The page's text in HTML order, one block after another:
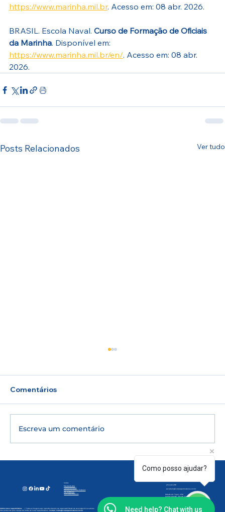
https://www.marinha.mil.br. Acesso em: 08 abr. 2026.
BRASIL. Escola Naval. Curso de Formação de Oficiais
da Marinha. Disponível em:
https://www.marinha.mil.br/en/. Acesso em: 08 abr.
2026.
Posts Relacionados Ver tudo
🎓 UERJ 2027: inscrições para o 2º
Exame de Qualificação estão abertas;
veja quem pode participar e como
funciona a prova
Comentários
Escreva um comentário
Cursos
Pré-Sexto Ano
Turmas Militares
Escolas Técnicas e Federais
Pré Vestibular
Concursos Públicos
Atendimento:
Estrada do Tingui, 2158
Campo Grande -Rio de Janeiro (
secretaria@cursosupermodulos.com.br
(21) 2412-2181
©2024 Curso SuperMódulos
| Todas as imagens aqui reproduzidas são de responsabilidade de seus respectivos autores.
Site produzido pela equipe de Mídia do Curso SuperMódulos - Contato: midia@cursosupermodulos.com.br
Como posso ajudar?
Need help? Chat with us